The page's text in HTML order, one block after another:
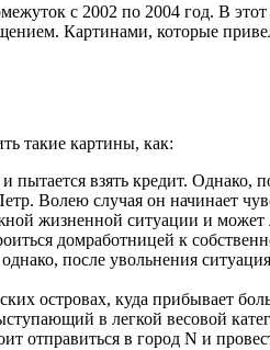
с 2002 по 2004 год. В
Картинами, которые
такие картины, как:
взять кредит. Однако,
Волею случая он начинает
жизненной ситуации и
домработницей к
после увольнения
островах, куда прибывает
в легкой весовой
в город N и